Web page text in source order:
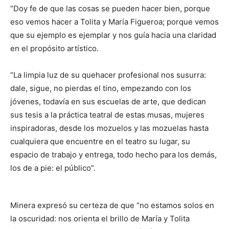
“Doy fe de que las cosas se pueden hacer bien, porque
eso vemos hacer a Tolita y María Figueroa; porque vemos
que su ejemplo es ejemplar y nos guía hacia una claridad
en el propósito artístico.
“La limpia luz de su quehacer profesional nos susurra:
dale, sigue, no pierdas el tino, empezando con los
jóvenes, todavía en sus escuelas de arte, que dedican
sus tesis a la práctica teatral de estas musas, mujeres
inspiradoras, desde los mozuelos y las mozuelas hasta
cualquiera que encuentre en el teatro su lugar, su
espacio de trabajo y entrega, todo hecho para los demás,
los de a pie: el público”.
Minera expresó su certeza de que “no estamos solos en
la oscuridad: nos orienta el brillo de María y Tolita